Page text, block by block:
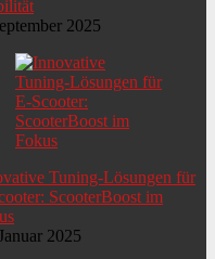
2025
Tuning-Lösungen für
ScooterBoost im
2025